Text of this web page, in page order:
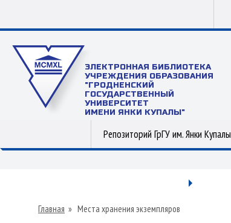
ЭЛЕКТРОННАЯ БИБЛИОТЕКА
УЧРЕЖДЕНИЯ ОБРАЗОВАНИЯ
"ГРОДНЕНСКИЙ
ГОСУДАРСТВЕННЫЙ
УНИВЕРСИТЕТ
ИМЕНИ ЯНКИ КУПАЛЫ"
Репозиторий ГрГУ им. Янки Купалы
Главная » Места хранения экземпляров